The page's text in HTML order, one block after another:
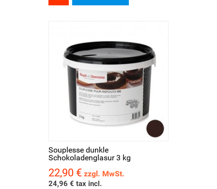
Souplesse dunkle
Schokoladenglasur 3 kg
Preis
22,90 € zzgl. MwSt.
24,96 € tax incl.